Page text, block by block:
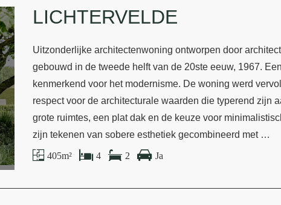
LICHTERVELDE
Uitzonderlijke architectenwoning ontworpen door
gebouwd in de tweede helft van de 20ste eeuw, 1967.
kenmerkend voor het modernisme. De woning werd
respect voor de architecturale waarden die typerend zijn
grote ruimtes, een plat dak en de keuze voor
zijn tekenen van sobere esthetiek gecombineerd met …
405 m² 4 2 Ja